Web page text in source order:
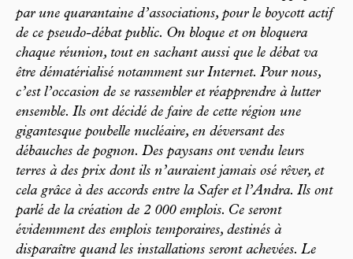
par une quarantaine d’associations, pour le boycott actif
de ce pseudo-débat public. On bloque et on bloquera
chaque réunion, tout en sachant aussi que le débat va
être dématérialisé notamment sur Internet. Pour nous,
c’est l’occasion de se rassembler et réapprendre à lutter
ensemble. Ils ont décidé de faire de cette région une
gigantesque poubelle nucléaire, en déversant des
débauches de pognon. Des paysans ont vendu leurs
terres à des prix dont ils n’auraient jamais osé rêver, et
cela grâce à des accords entre la Safer et l’Andra. Ils ont
parlé de la création de 2 000 emplois. Ce seront
évidemment des emplois temporaires, destinés à
disparaître quand les installations seront achevées. Le